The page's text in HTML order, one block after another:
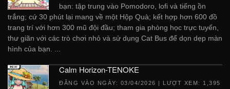
bạn: tập trung vào Pomodoro, lofi và tiếng ồn
trắng; cứ 30 phút lại mang về một Hộp Quà; kết hợp hơn 600 đồ
trang trí với hơn 300 mũ đội đầu; tham gia phòng học trực tuyến,
thư giãn với các trò chơi nhỏ và sử dụng Cat Bus để dọn dẹp màn
hình của bạn. ...
Calm Horizon-TENOKE
ĐĂNG VÀO NGÀY: 03/04/2026 | LƯỢT XEM: 1,395